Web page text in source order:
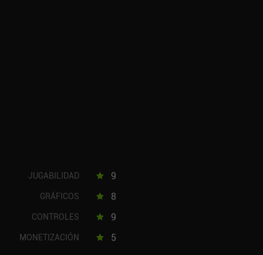
JUGABILIDAD 9
GRÁFICOS 8
CONTROLES 9
MONETIZACIÓN 5